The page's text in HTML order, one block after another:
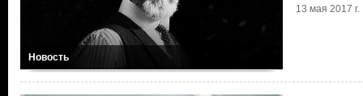
Новость
13 мая 2017 г.